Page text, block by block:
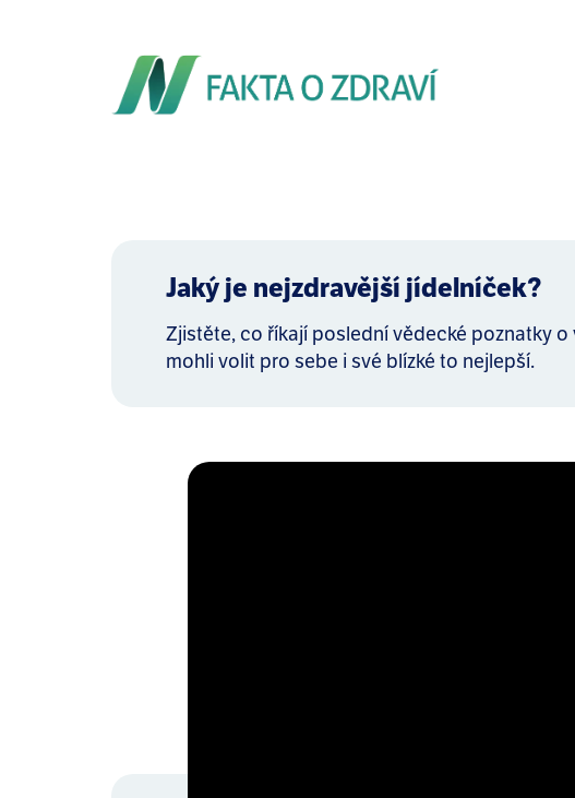
Jaký je nejzdravější jídelníček?
Zjistěte, co říkají poslední vědecké poznatky
mohli volit pro sebe i své blízké to nejlepší.